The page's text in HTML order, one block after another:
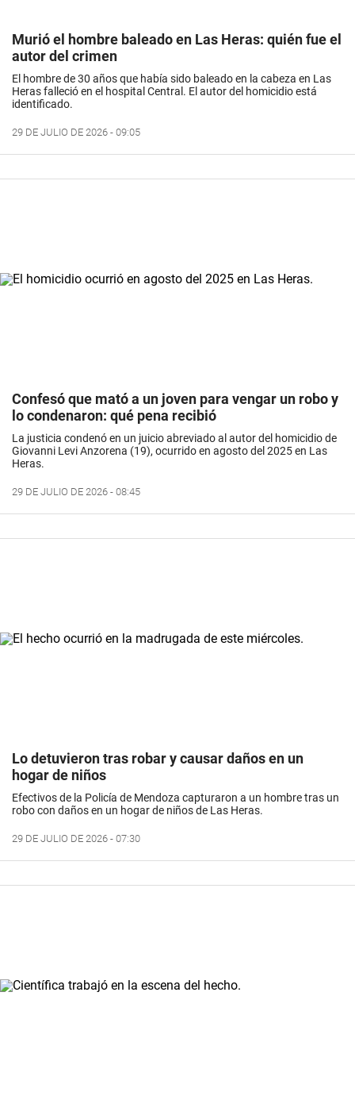
Murió el hombre baleado en Las Heras: quién fue el
autor del crimen
El hombre de 30 años que había sido baleado en la cabeza en Las
Heras falleció en el hospital Central. El autor del homicidio está
identificado.
29 DE JULIO DE 2026 - 09:05
Confesó que mató a un joven para vengar un robo y
lo condenaron: qué pena recibió
La justicia condenó en un juicio abreviado al autor del homicidio de
Giovanni Levi Anzorena (19), ocurrido en agosto del 2025 en Las
Heras.
29 DE JULIO DE 2026 - 08:45
Lo detuvieron tras robar y causar daños en un
hogar de niños
Efectivos de la Policía de Mendoza capturaron a un hombre tras un
robo con daños en un hogar de niños de Las Heras.
29 DE JULIO DE 2026 - 07:30